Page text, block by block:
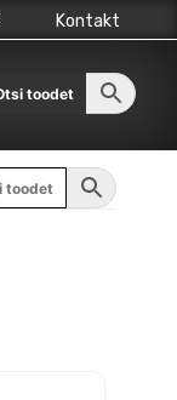
Kontakt